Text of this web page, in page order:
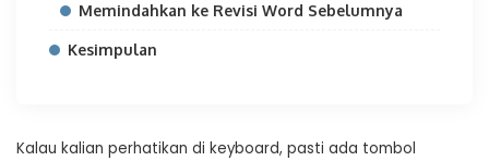
Memindahkan ke Revisi Word Sebelumnya
Kesimpulan
Kalau kalian perhatikan di keyboard, pasti ada tombol